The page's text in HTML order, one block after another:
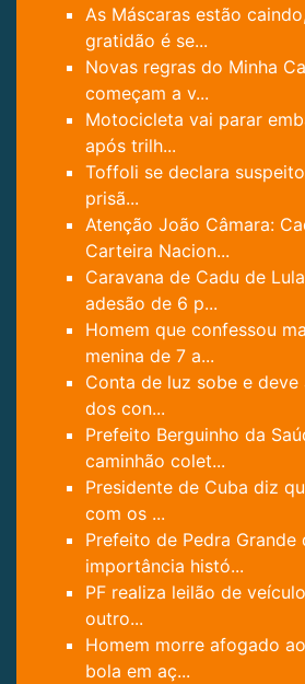
As Máscaras estão
gratidão é se...
Novas regras do Minha
começam a v...
Motocicleta vai parar
após trilh...
Toffoli se declara
prisã...
Atenção João Câmara:
Carteira Nacion...
Caravana de Cadu de
adesão de 6 p...
Homem que confessou
menina de 7 a...
Conta de luz sobe e deve
dos con...
Prefeito Berguinho da
caminhão colet...
Presidente de Cuba diz
com os ...
Prefeito de Pedra Grande
importância histó...
PF realiza leilão de
outro...
Homem morre afogado
bola em aç...